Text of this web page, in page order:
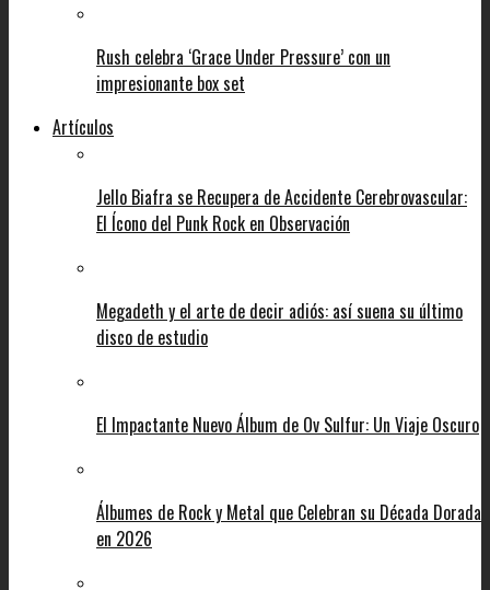
Rush celebra ‘Grace Under Pressure’ con un
impresionante box set
Artículos
Jello Biafra se Recupera de Accidente Cerebrovascular:
El Ícono del Punk Rock en Observación
Megadeth y el arte de decir adiós: así suena su último
disco de estudio
El Impactante Nuevo Álbum de Ov Sulfur: Un Viaje Oscuro
Álbumes de Rock y Metal que Celebran su Década Dorada
en 2026